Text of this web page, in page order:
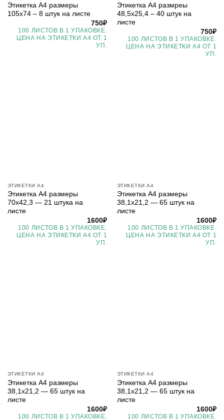
Этикетка А4 размеры
105х74 – 8 штук на листе
750₽
100 ЛИСТОВ В 1 УПАКОВКЕ.
ЦЕНА НА ЭТИКЕТКИ А4 ОТ 1
УП.
Этикетка А4 размреы
48,5х25,4 – 40 штук на
листе
750₽
100 ЛИСТОВ В 1 УПАКОВКЕ.
ЦЕНА НА ЭТИКЕТКИ А4 ОТ 1
УП.
ЭТИКЕТКИ А4
Этикетка А4 размеры
70х42,3 — 21 штука на
листе
1600₽
100 ЛИСТОВ В 1 УПАКОВКЕ.
ЦЕНА НА ЭТИКЕТКИ А4 ОТ 1
УП.
ЭТИКЕТКИ А4
Этикетка А4 размеры
38,1х21,2 — 65 штук на
листе
1600₽
100 ЛИСТОВ В 1 УПАКОВКЕ.
ЦЕНА НА ЭТИКЕТКИ А4 ОТ 1
УП.
ЭТИКЕТКИ А4
Этикетка А4 размеры
38,1х21,2 — 65 штук на
листе
1600₽
100 ЛИСТОВ В 1 УПАКОВКЕ.
ЭТИКЕТКИ А4
Этикетка А4 размеры
38,1х21,2 — 65 штук на
листе
1600₽
100 ЛИСТОВ В 1 УПАКОВКЕ.